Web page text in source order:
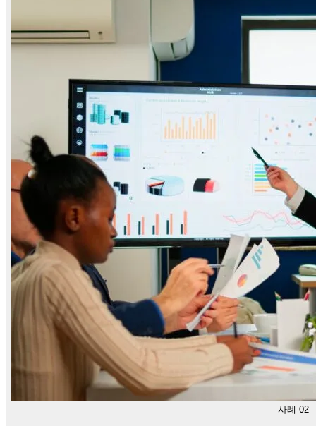
사례 02